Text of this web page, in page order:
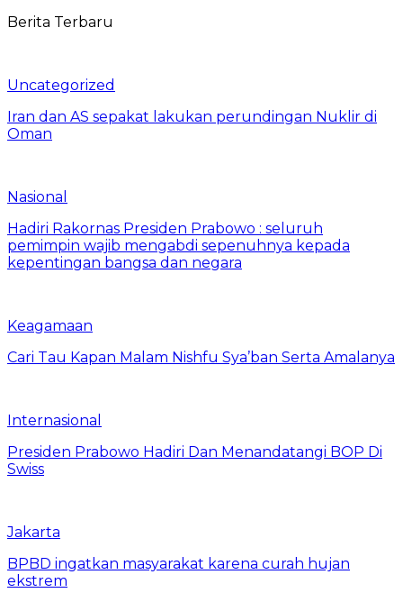
Berita Terbaru
Uncategorized
Iran dan AS sepakat lakukan perundingan Nuklir di
Oman
Nasional
Hadiri Rakornas Presiden Prabowo : seluruh
pemimpin wajib mengabdi sepenuhnya kepada
kepentingan bangsa dan negara
Keagamaan
Cari Tau Kapan Malam Nishfu Sya’ban Serta Amalanya
Internasional
Presiden Prabowo Hadiri Dan Menandatangi BOP Di
Swiss
Jakarta
BPBD ingatkan masyarakat karena curah hujan
ekstrem